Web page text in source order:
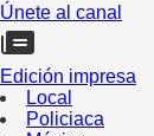
Únete al canal
Edición impresa
Local
Policiaca